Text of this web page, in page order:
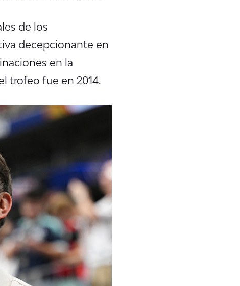
de los
decepcionante en
en la
trofeo fue en 2014.